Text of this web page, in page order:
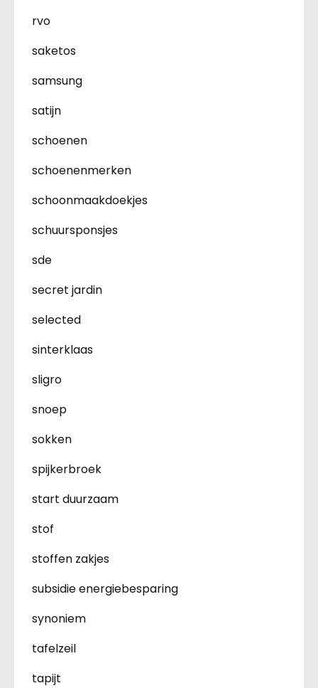
rvo
saketos
samsung
satijn
schoenen
schoenenmerken
schoonmaakdoekjes
schuursponsjes
sde
secret jardin
selected
sinterklaas
sligro
snoep
sokken
spijkerbroek
start duurzaam
stof
stoffen zakjes
subsidie energiebesparing
synoniem
tafelzeil
tapijt